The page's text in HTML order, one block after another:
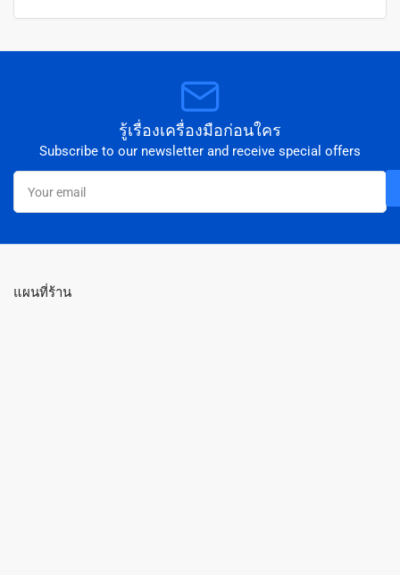
รู้เรื่องเครื่องมือก่อนใคร
Subscribe to our newsletter and receive special offers
Your
email
แผนที่ร้าน